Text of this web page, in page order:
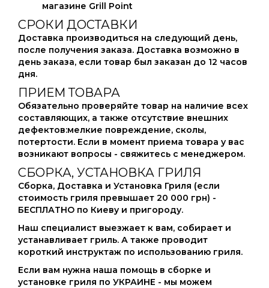
магазине Grill Point
СРОКИ ДОСТАВКИ
Доставка производиться на следующий день,
после получения заказа. Доставка возможно в
день заказа, если товар был заказан до 12 часов
дня.
ПРИЕМ ТОВАРА
Обязательно проверяйте товар на наличие всех
составляющих, а также отсутствие внешних
дефектов:мелкие повреждение, сколы,
потертости. Если в момент приема товара у вас
возникают вопросы - свяжитесь с менеджером.
СБОРКА, УСТАНОВКА ГРИЛЯ
Сборка, Доставка и Установка Гриля (если
стоимость гриля превышает 20 000 грн) -
БЕСПЛАТНО по Киеву и пригороду.
Наш специалист выезжает к вам, собирает и
устанавливает гриль. А также проводит
короткий инструктаж по использованию гриля.
Если вам нужна наша помощь в сборке и
установке гриля по УКРАИНЕ - мы можем